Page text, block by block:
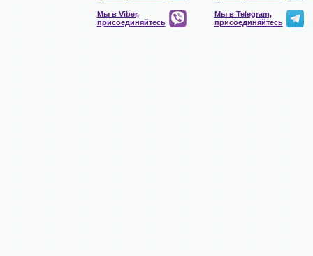
Мы в Viber,
присоединяйтесь
Мы в Telegram,
присоединяйтесь